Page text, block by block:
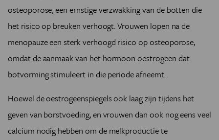
osteoporose, een ernstige verzwakking van de botten die
het risico op breuken verhoogt. Vrouwen lopen na de
menopauze een sterk verhoogd risico op osteoporose,
omdat de aanmaak van het hormoon oestrogeen dat
botvorming stimuleert in die periode afneemt.
Hoewel de oestrogeenspiegels ook laag zijn tijdens het
geven van borstvoeding, en vrouwen dan ook nog eens veel
calcium nodig hebben om de melkproductie te